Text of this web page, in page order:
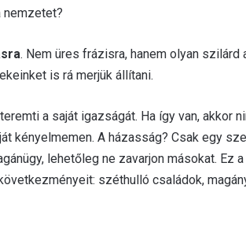
nemzetet?
. Nem üres frázisra, hanem olyan szilárd
is rá merjük állítani.
a saját igazságát. Ha így van, akkor
kényelmemen. A házasság? Csak egy
lehetőleg ne zavarjon másokat. Ez
széthulló családok,